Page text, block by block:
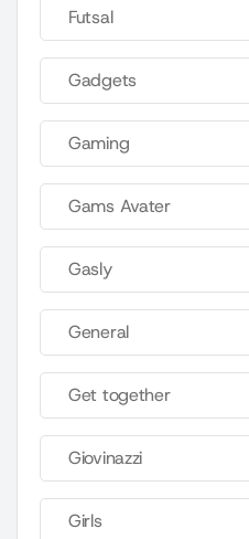
Futsal
Gadgets
Gaming
Gams Avater
Gasly
General
Get together
Giovinazzi
Girls